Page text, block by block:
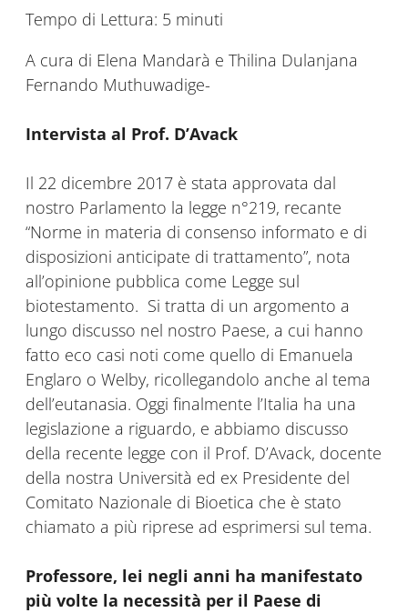
Tempo di Lettura: 5 minuti
A cura di Elena Mandarà e Thilina Dulanjana
Fernando Muthuwadige-
Intervista al Prof. D’Avack
Il 22 dicembre 2017 è stata approvata dal
nostro Parlamento la legge n°219, recante
“Norme in materia di consenso informato e di
disposizioni anticipate di trattamento”, nota
all’opinione pubblica come Legge sul
biotestamento. Si tratta di un argomento a
lungo discusso nel nostro Paese, a cui hanno
fatto eco casi noti come quello di Emanuela
Englaro o Welby, ricollegandolo anche al tema
dell’eutanasia. Oggi finalmente l’Italia ha una
legislazione a riguardo, e abbiamo discusso
della recente legge con il Prof. D’Avack, docente
della nostra Università ed ex Presidente del
Comitato Nazionale di Bioetica che è stato
chiamato a più riprese ad esprimersi sul tema.
Professore, lei negli anni ha manifestato
più volte la necessità per il Paese di